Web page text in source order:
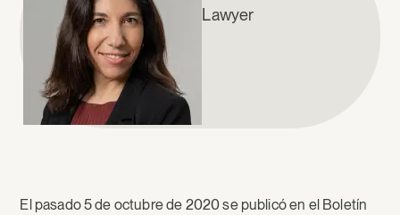
El pasado 5 de octubre de 2020 se publicó en el Boletín
Lawyer